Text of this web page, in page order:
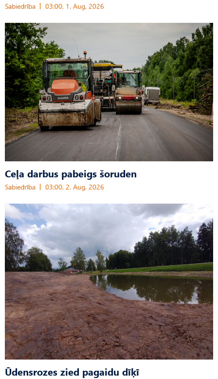
Sabiedrība 03:00, 1. Aug, 2026
Ceļa darbus pabeigs šoruden
Sabiedrība 03:00, 2. Aug, 2026
Ūdensrozes zied pagaidu dīķī